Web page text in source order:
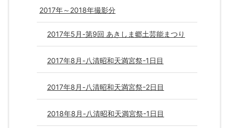
2017年～2018年撮影分
2017年5月-第9回 あきしま郷土芸能まつり
2017年8月-八清昭和天満宮祭-1日目
2017年8月-八清昭和天満宮祭-2日目
2018年8月-八清昭和天満宮祭-1日目